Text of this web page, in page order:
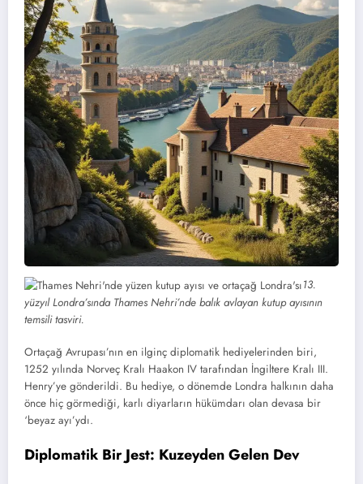
13.
yüzyıl Londra’sında Thames Nehri’nde balık avlayan kutup ayısının
temsili tasviri.
Ortaçağ Avrupası’nın en ilginç diplomatik hediyelerinden biri,
1252 yılında Norveç Kralı Haakon IV tarafından İngiltere Kralı III.
Henry’ye gönderildi. Bu hediye, o dönemde Londra halkının daha
önce hiç görmediği, karlı diyarların hükümdarı olan devasa bir
‘beyaz ayı’ydı.
Diplomatik Bir Jest: Kuzeyden Gelen Dev